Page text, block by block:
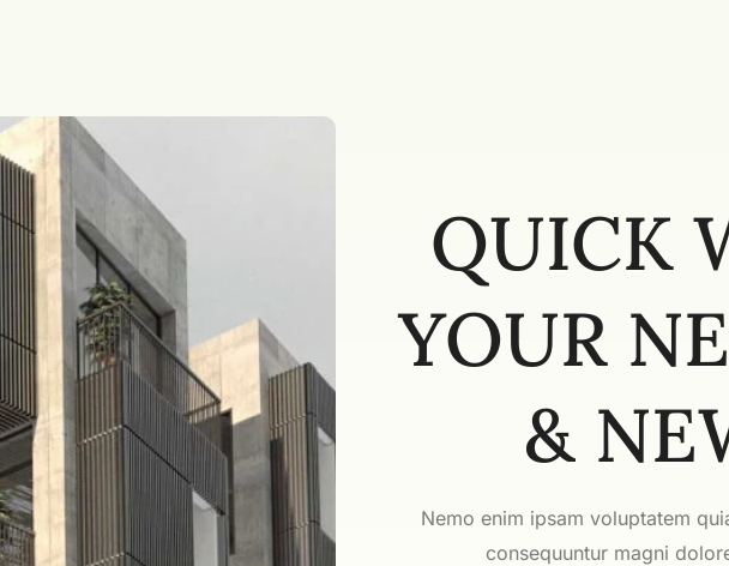
QUICK
YOUR
&
Nemo enim ipsam voluptatem
consequuntur magni